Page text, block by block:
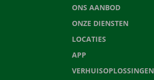
ONS AANBOD
ONZE DIENSTEN
LOCATIES
APP
VERHUISOPLOSSINGEN